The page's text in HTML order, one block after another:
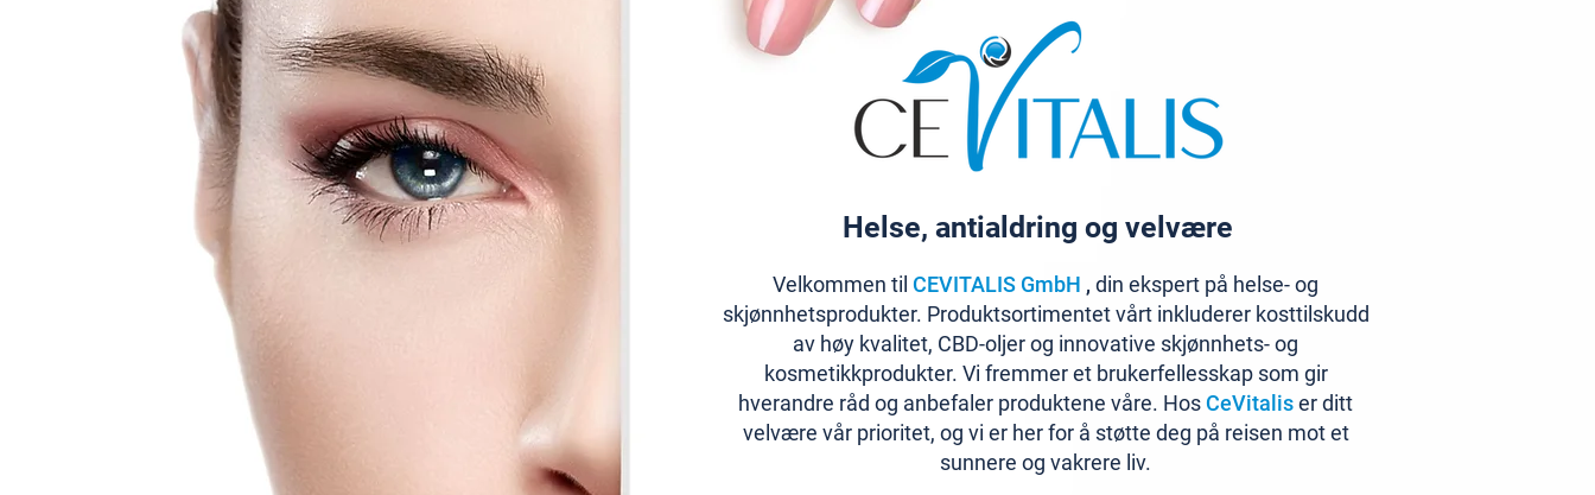
Helse, antialdring og velvære
Velkommen til CEVITALIS GmbH , din ekspert på helse- og
skjønnhetsprodukter. Produktsortimentet vårt inkluderer kosttilskudd
av høy kvalitet, CBD-oljer og innovative skjønnhets- og
kosmetikkprodukter. Vi fremmer et brukerfellesskap som gir
hverandre råd og anbefaler produktene våre. HosCeVitaliser ditt
velvære vår prioritet, og vi er her for å støtte deg på reisen mot et
sunnere og vakrere liv.